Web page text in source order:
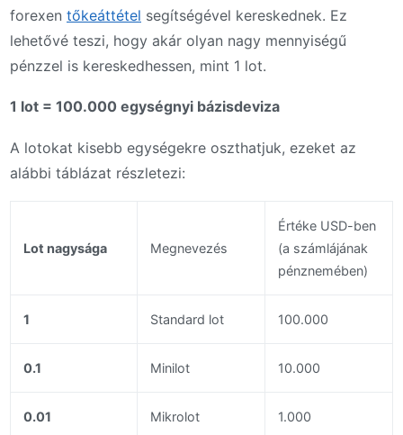
forexen tőkeáttétel segítségével kereskednek. Ez
lehetővé teszi, hogy akár olyan nagy mennyiségű
pénzzel is kereskedhessen, mint 1 lot.
1 lot = 100.000 egységnyi bázisdeviza
A lotokat kisebb egységekre oszthatjuk, ezeket az
alábbi táblázat részletezi:
Lot nagysága Megnevezés
Értéke USD-ben
(a számlájának
pénznemében)
1 Standard lot 100.000
0.1 Minilot 10.000
0.01 Mikrolot 1.000